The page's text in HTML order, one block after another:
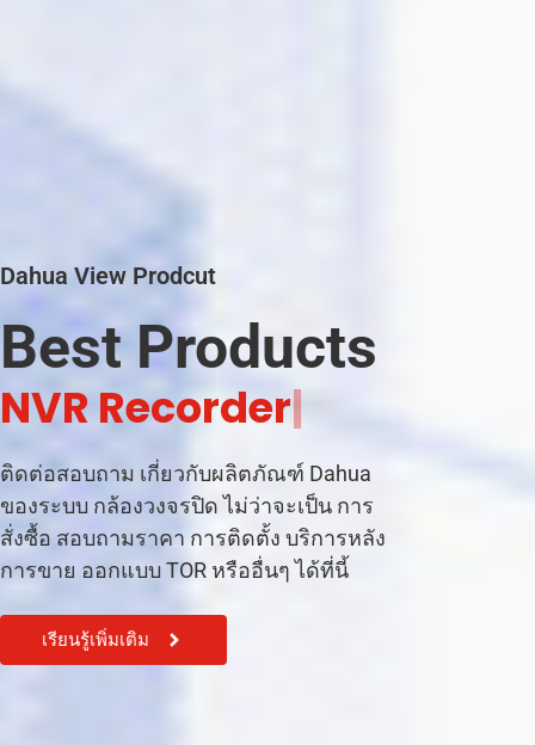
Dahua View Prodcut
Best Products
|
ติดต่อสอบถาม เกี่ยวกับผลิตภัณฑ์ Dahua
ของระบบ กล้องวงจรปิด ไม่ว่าจะเป็น การ
สั่งซื้อ สอบถามราคา การติดตั้ง บริการหลัง
การขาย ออกแบบ TOR หรืออื่นๆ ได้ที่นี้
เรียนรู้เพิ่มเติม